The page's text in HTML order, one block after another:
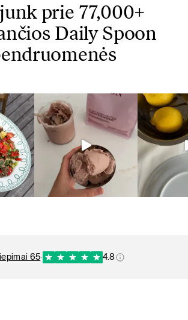
prie 77,000+
Daily Spoon
65· 4.8